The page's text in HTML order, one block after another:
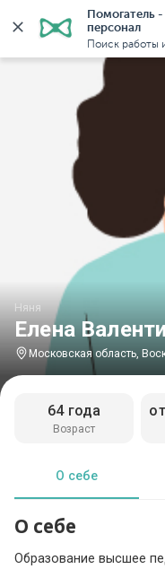
Помогатель
персонал
Поиск работы
Главная Няни
Елена
Няня
Московская область,
Возраст
64 года
О себе
О себе
Образование высшее